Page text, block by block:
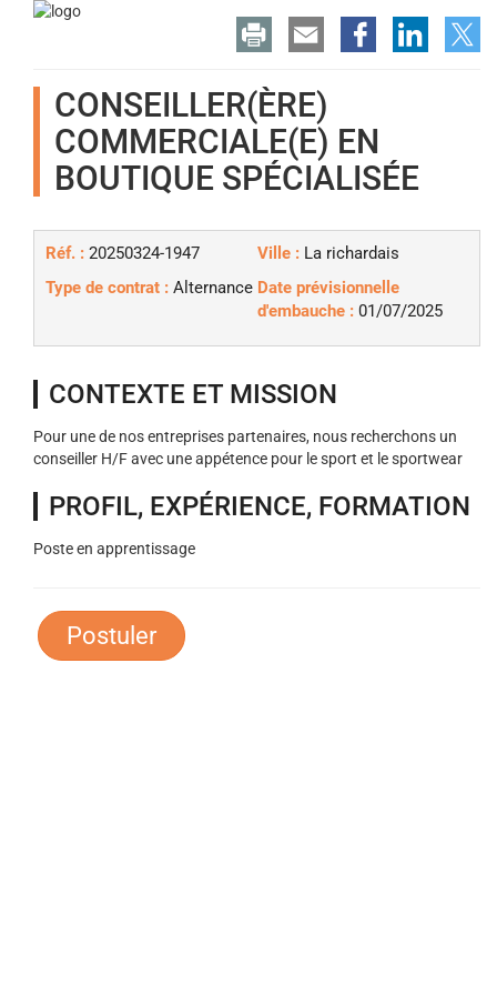
CONSEILLER(ÈRE)
COMMERCIALE(E) EN
BOUTIQUE SPÉCIALISÉE
Réf. : 20250324-1947 Ville : La richardais
Type de contrat : Alternance Date prévisionnelle
d'embauche : 01/07/2025
CONTEXTE ET MISSION
Pour une de nos entreprises partenaires, nous recherchons un
conseiller H/F avec une appétence pour le sport et le sportwear
PROFIL, EXPÉRIENCE, FORMATION
Poste en apprentissage
Postuler